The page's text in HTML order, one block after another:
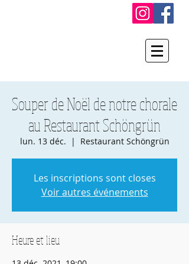
Souper de Noël de notre chorale
au Restaurant Schöngrün
lun. 13 déc.
  |
Restaurant Schöngrün
Les inscriptions sont closes
Voir autres événements
Heure et lieu